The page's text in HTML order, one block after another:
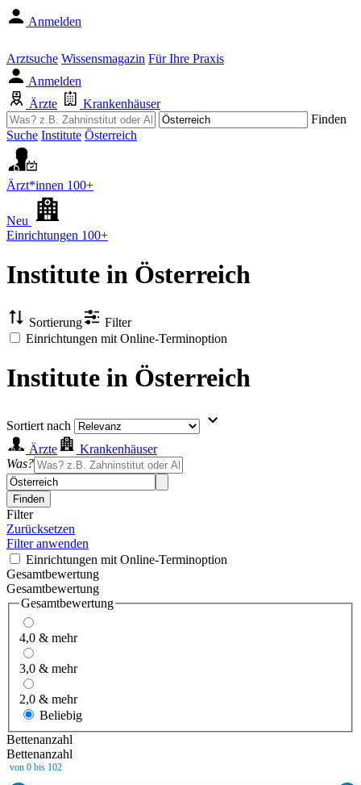
Anmelden
Arztsuche Wissensmagazin Für Ihre Praxis
Anmelden
Ärzte
Krankenhäuser
Finden
Suche Institute Österreich
Ärzt*innen 100+
Neu
Einrichtungen 100+
Institute in Österreich
Sortierung
Filter
Einrichtungen mit Online-Terminoption
Institute in Österreich
Sortiert nach
Ärzte
Krankenhäuser
Was?
Finden
Filter
Zurücksetzen
Filter anwenden
Einrichtungen mit Online-Terminoption
Gesamtbewertung
Gesamtbewertung
Gesamtbewertung
4,0 & mehr
3,0 & mehr
2,0 & mehr
Beliebig
Bettenanzahl
Bettenanzahl
von 0 bis 102